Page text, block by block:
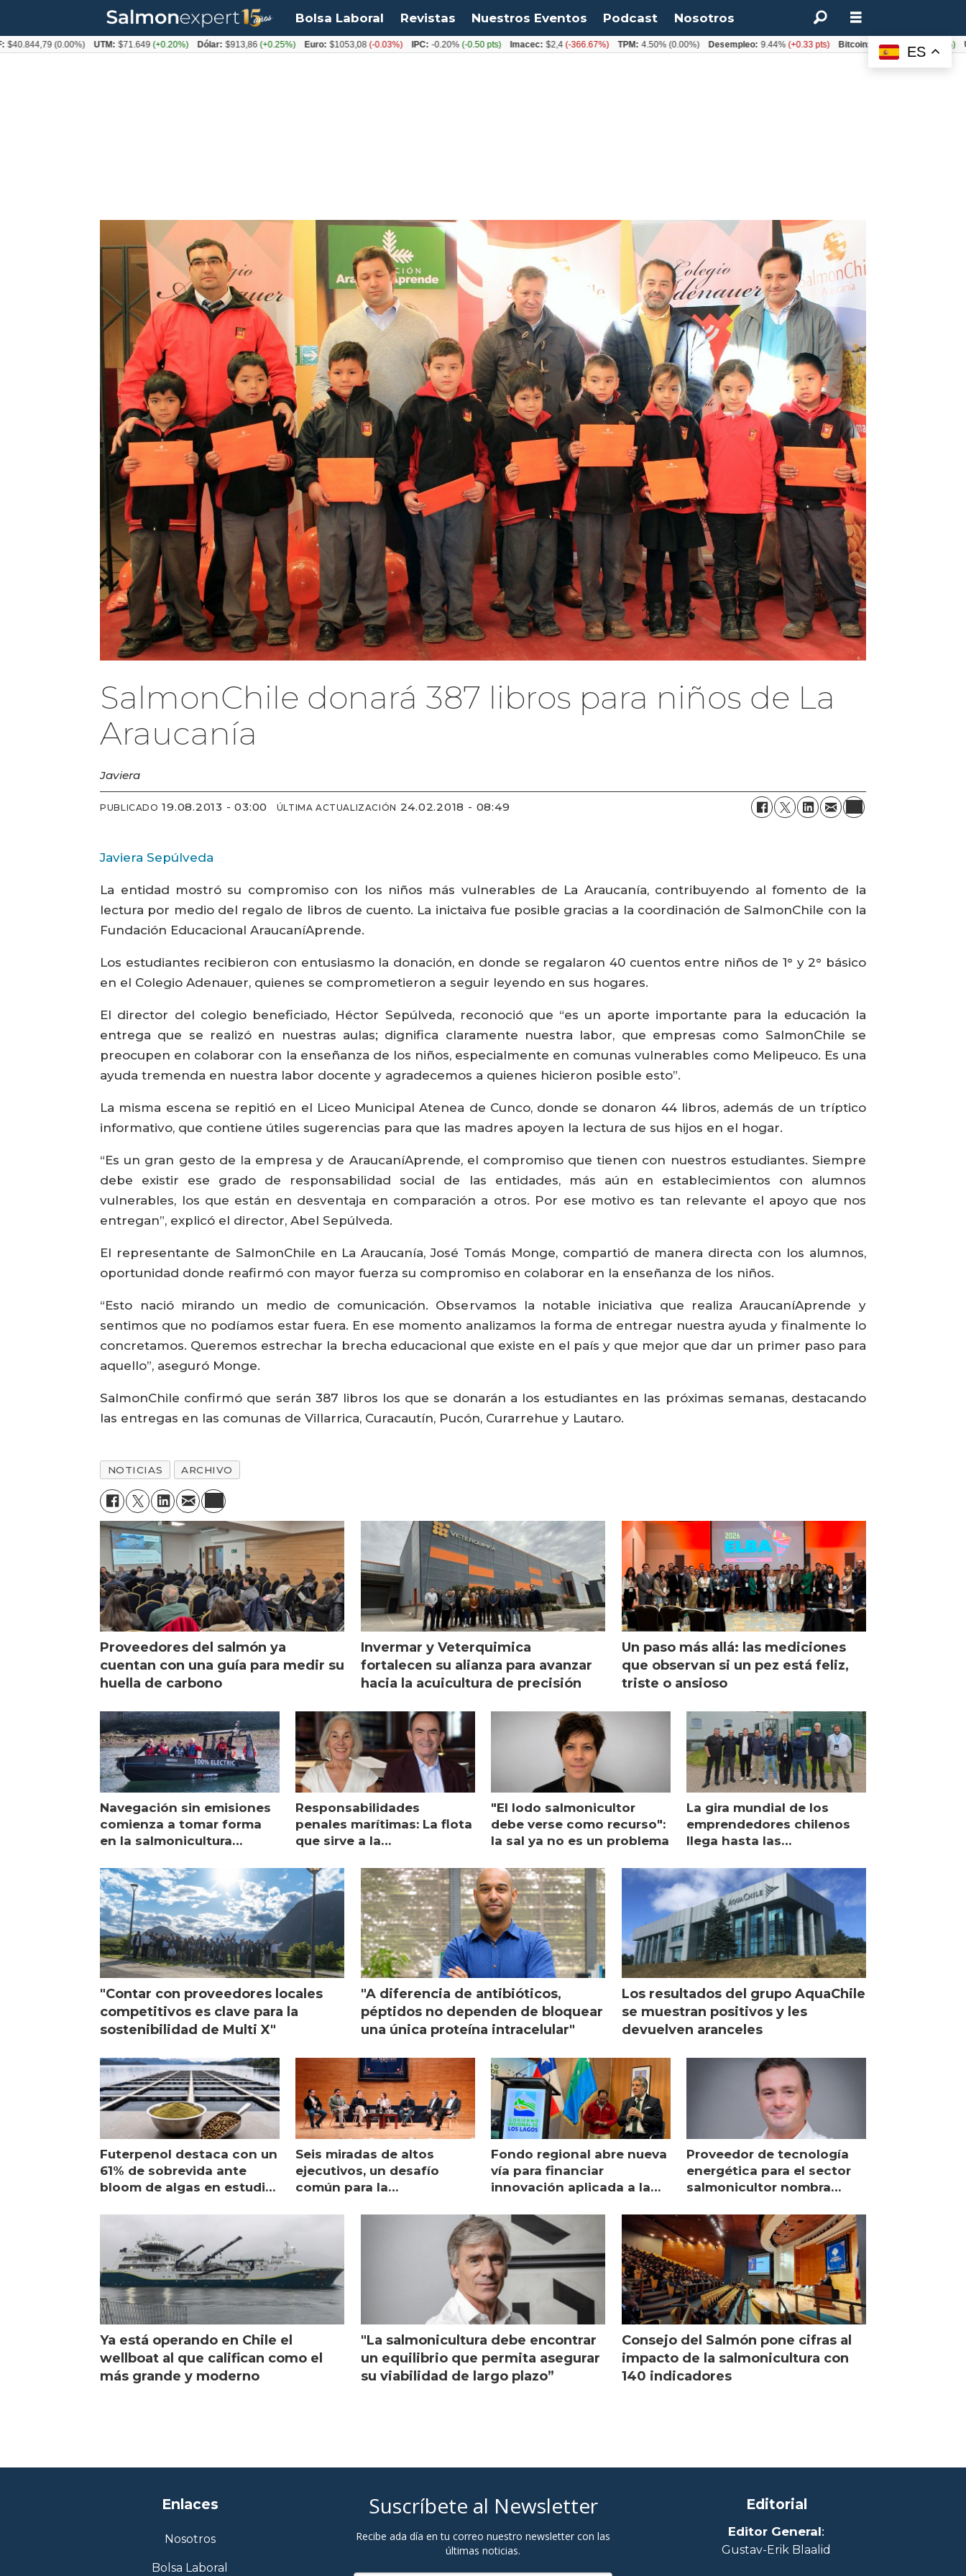
Bolsa Laboral Revistas Nuestros Eventos Podcast Nosotros
SalmonChile donará 387 libros para niños de La
Araucanía
Javiera
PUBLICADO 19.08.2013 - 03:00 ÚLTIMA ACTUALIZACIÓN 24.02.2018 - 08:49
Javiera Sepúlveda
La entidad mostró su compromiso con los niños más vulnerables de La Araucanía, contribuyendo al fomento de la
lectura por medio del regalo de libros de cuento. La inictaiva fue posible gracias a la coordinación de SalmonChile con la
Fundación Educacional AraucaníAprende.
Los estudiantes recibieron con entusiasmo la donación, en donde se regalaron 40 cuentos entre niños de 1° y 2° básico
en el Colegio Adenauer, quienes se comprometieron a seguir leyendo en sus hogares.
El director del colegio beneficiado, Héctor Sepúlveda, reconoció que “es un aporte importante para la educación la
entrega que se realizó en nuestras aulas; dignifica claramente nuestra labor, que empresas como SalmonChile se
preocupen en colaborar con la enseñanza de los niños, especialmente en comunas vulnerables como Melipeuco. Es una
ayuda tremenda en nuestra labor docente y agradecemos a quienes hicieron posible esto”.
La misma escena se repitió en el Liceo Municipal Atenea de Cunco, donde se donaron 44 libros, además de un tríptico
informativo, que contiene útiles sugerencias para que las madres apoyen la lectura de sus hijos en el hogar.
“Es un gran gesto de la empresa y de AraucaníAprende, el compromiso que tienen con nuestros estudiantes. Siempre
debe existir ese grado de responsabilidad social de las entidades, más aún en establecimientos con alumnos
vulnerables, los que están en desventaja en comparación a otros. Por ese motivo es tan relevante el apoyo que nos
entregan”, explicó el director, Abel Sepúlveda.
El representante de SalmonChile en La Araucanía, José Tomás Monge, compartió de manera directa con los alumnos,
oportunidad donde reafirmó con mayor fuerza su compromiso en colaborar en la enseñanza de los niños.
“Esto nació mirando un medio de comunicación. Observamos la notable iniciativa que realiza AraucaníAprende y
sentimos que no podíamos estar fuera. En ese momento analizamos la forma de entregar nuestra ayuda y finalmente lo
concretamos. Queremos estrechar la brecha educacional que existe en el país y que mejor que dar un primer paso para
aquello”, aseguró Monge.
SalmonChile confirmó que serán 387 libros los que se donarán a los estudiantes en las próximas semanas, destacando
las entregas en las comunas de Villarrica, Curacautín, Pucón, Curarrehue y Lautaro.
NOTICIAS ARCHIVO
Proveedores del salmón ya
cuentan con una guía para medir su
huella de carbono
Invermar y Veterquimica
fortalecen su alianza para avanzar
hacia la acuicultura de precisión
Un paso más allá: las mediciones
que observan si un pez está feliz,
triste o ansioso
Navegación sin emisiones
comienza a tomar forma
en la salmonicultura
Responsabilidades
penales marítimas: La flota
que sirve a la
visión
"El lodo salmonicultor
debe verse como recurso":
la sal ya no es un problema
La gira mundial de los
emprendedores chilenos
llega hasta las
Escocia
"Contar con proveedores locales
competitivos es clave para la
sostenibilidad de Multi X"
"A diferencia de antibióticos,
péptidos no dependen de bloquear
una única proteína intracelular"
Los resultados del grupo AquaChile
se muestran positivos y les
devuelven aranceles
Futerpenol destaca con un
61% de sobrevida ante
bloom de algas en estudio
Seis miradas de altos
ejecutivos, un desafío
común para la
Fondo regional abre nueva
vía para financiar
innovación aplicada a la
Proveedor de tecnología
energética para el sector
salmonicultor nombra
Ya está operando en Chile el
wellboat al que califican como el
más grande y moderno
"La salmonicultura debe encontrar
un equilibrio que permita asegurar
su viabilidad de largo plazo”
Consejo del Salmón pone cifras al
impacto de la salmonicultura con
140 indicadores
Enlaces
Nosotros
Bolsa Laboral
Suscríbete al Newsletter
Recibe ada día en tu correo nuestro newsletter con las
últimas noticias.
Editorial
Editor General:
Gustav-Erik Blaalid
ES
(0.00%) UTM: $71.649(+0.20%) Dólar: $913,86(+0.25%) Euro: $1053,08(-0.03%) IPC: -0.20% (-0.50 pts) Imacec: $2,4(-366.67%) TPM: 4.50%(0.00%) Desempleo: 9.44%(+0.33 pts) Bitcoin: $64.600,08(+2.93%)